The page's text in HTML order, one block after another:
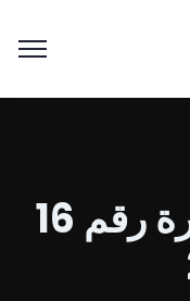
اعلان عن استشارة رقم 16